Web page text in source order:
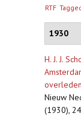
RTF
1930
H. J. J.
Nieuw
(1930),